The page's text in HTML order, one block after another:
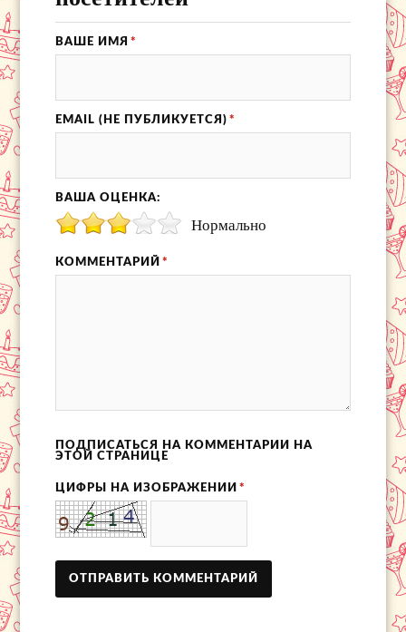
ВАШЕ ИМЯ *
EMAIL (НЕ ПУБЛИКУЕТСЯ) *
ВАША ОЦЕНКА:
Нормально
КОММЕНТАРИЙ *
ПОДПИСАТЬСЯ НА КОММЕНТАРИИ НА
ЭТОЙ СТРАНИЦЕ
ЦИФРЫ НА ИЗОБРАЖЕНИИ *